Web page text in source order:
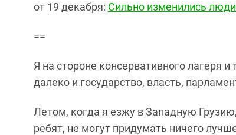
от 19 декабря: Сильно изменились
==
Я на стороне консервативного лагеря
далеко и государство, власть,
Летом, когда я езжу в Западную
ребят, не могут придумать ничего